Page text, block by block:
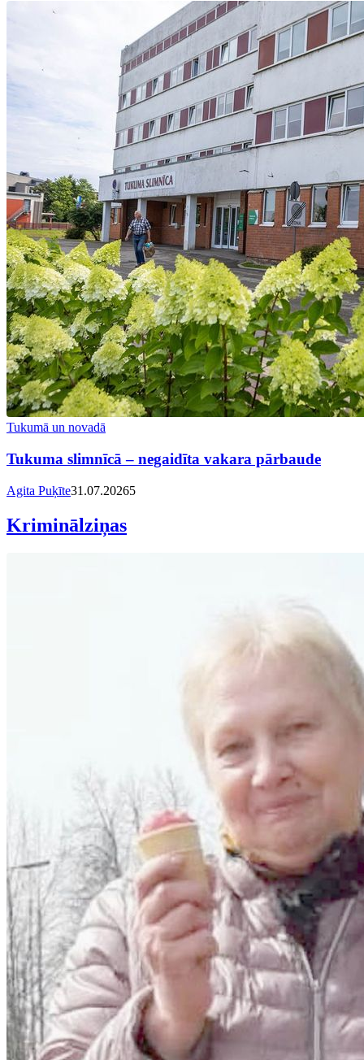
Tukumā un novadā
Tukuma slimnīcā – negaidīta vakara pārbaude
Agita Puķīte31.07.20265
Kriminālziņas